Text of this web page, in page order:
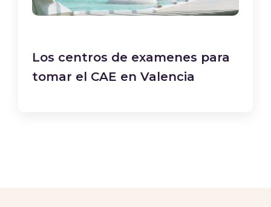
Los centros de examenes para
tomar el CAE en Valencia